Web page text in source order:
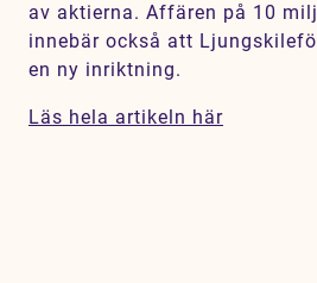
Karriär
Hållbarhet
av aktierna. Affären på 10
innebär också att
en ny inriktning.
Läs hela artikeln här